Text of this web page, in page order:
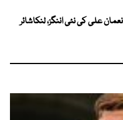
علی کی نئی اننگز، لنکاشائر